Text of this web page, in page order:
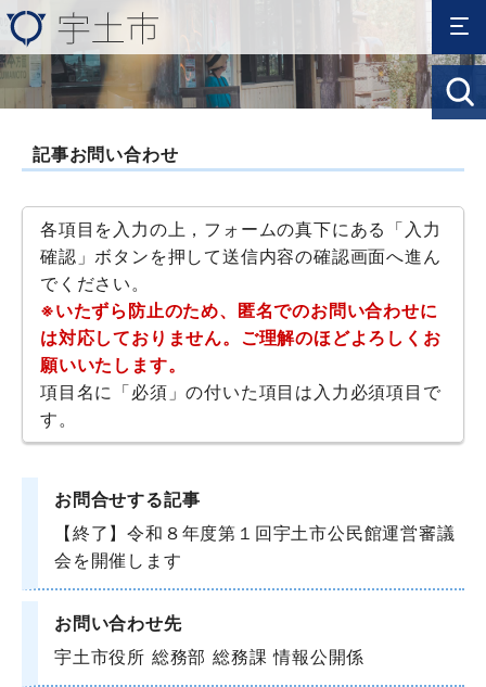
記事お問い合わせ
各項目を入力の上，フォームの真下にある「入力
確認」ボタンを押して送信内容の確認画面へ進ん
でください。
※いたずら防止のため、匿名でのお問い合わせに
は対応しておりません。ご理解のほどよろしくお
願いいたします。
項目名に「必須」の付いた項目は入力必須項目で
す。
お問合せする記事
【終了】令和８年度第１回宇土市公民館運営審議
会を開催します
お問い合わせ先
宇土市役所 総務部 総務課 情報公開係